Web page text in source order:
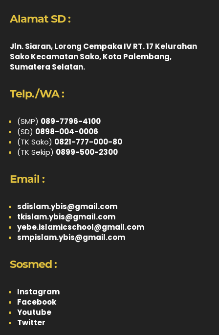
Alamat SD :
Jln. Siaran, Lorong Cempaka IV RT. 17 Kelurahan
Sako Kecamatan Sako, Kota Palembang,
Sumatera Selatan.
Telp./WA :
(SMP) 089-7796-4100
(SD) 0898-004-0006
(TK Sako) 0821-777-000-80
(TK Sekip) 0899-500-2300
Email :
sdislam.ybis@gmail.com
tkislam.ybis@gmail.com
yebe.islamicschool@gmail.com
smpislam.ybis@gmail.com
Sosmed :
Instagram
Facebook
Youtube
Twitter